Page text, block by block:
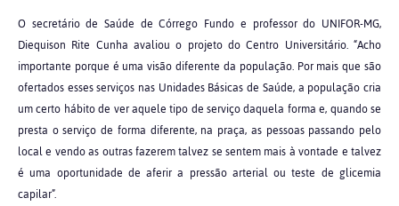
O secretário de Saúde de Córrego Fundo e professor do UNIFOR-MG,
Diequison Rite Cunha avaliou o projeto do Centro Universitário. “Acho
importante porque é uma visão diferente da população. Por mais que são
ofertados esses serviços nas Unidades Básicas de Saúde, a população cria
um certo hábito de ver aquele tipo de serviço daquela forma e, quando se
presta o serviço de forma diferente, na praça, as pessoas passando pelo
local e vendo as outras fazerem talvez se sentem mais à vontade e talvez
é uma oportunidade de aferir a pressão arterial ou teste de glicemia
capilar”.